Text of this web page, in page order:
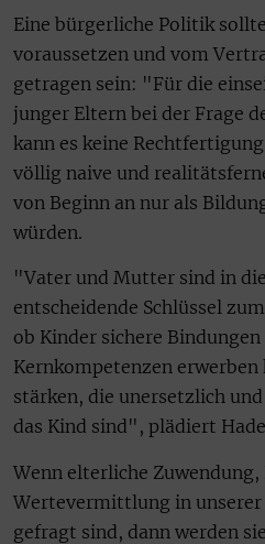
Eine bürgerliche Politik
voraussetzen und vom
getragen sein: "Für die
junger Eltern bei der Frage
kann es keine
völlig naive und
von Beginn an nur als
würden.
"Vater und Mutter sind in
entscheidende Schlüssel
ob Kinder sichere
Kernkompetenzen
stärken, die unersetzlich
das Kind sind", plädiert
Wenn elterliche
Wertevermittlung in
gefragt sind, dann werden